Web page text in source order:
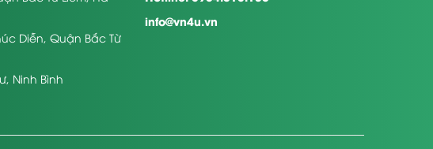
Diễn, Quận Bắc Từ
Ninh Bình
info@vn4u.vn